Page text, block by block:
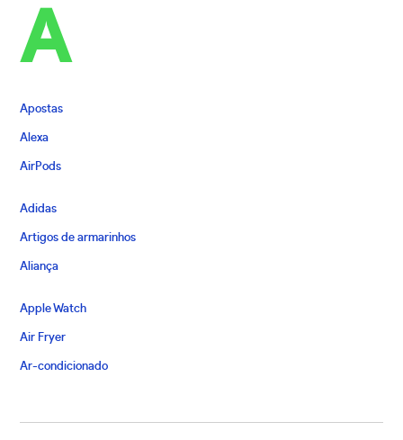
A
Apostas
Alexa
AirPods
Adidas
Artigos de armarinhos
Aliança
Apple Watch
Air Fryer
Ar-condicionado